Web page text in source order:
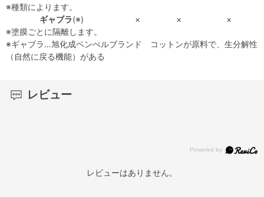
※種類によります。
ギャブラ(※)
※塗膜ごとに隔離します。
× × ×
※ギャブラ…旭化成ペンぺルブランド コットンが原料で、生分解性
（自然に戻る機能）がある
レビュー
レビューはありません。